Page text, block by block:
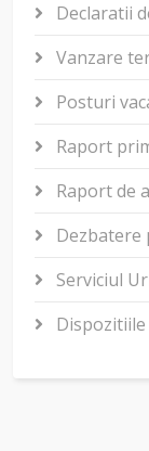
Declaratii
Vanzare
Posturi
Raport
Raport de
Dezbatere
Serviciul